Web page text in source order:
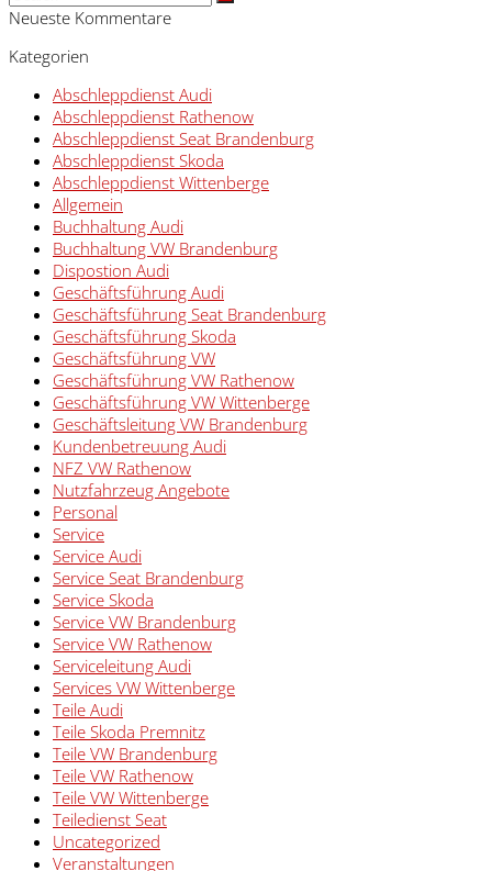
Neueste Kommentare
Kategorien
Abschleppdienst Audi
Abschleppdienst Rathenow
Abschleppdienst Seat Brandenburg
Abschleppdienst Skoda
Abschleppdienst Wittenberge
Allgemein
Buchhaltung Audi
Buchhaltung VW Brandenburg
Dispostion Audi
Geschäftsführung Audi
Geschäftsführung Seat Brandenburg
Geschäftsführung Skoda
Geschäftsführung VW
Geschäftsführung VW Rathenow
Geschäftsführung VW Wittenberge
Geschäftsleitung VW Brandenburg
Kundenbetreuung Audi
NFZ VW Rathenow
Nutzfahrzeug Angebote
Personal
Service
Service Audi
Service Seat Brandenburg
Service Skoda
Service VW Brandenburg
Service VW Rathenow
Serviceleitung Audi
Services VW Wittenberge
Teile Audi
Teile Skoda Premnitz
Teile VW Brandenburg
Teile VW Rathenow
Teile VW Wittenberge
Teiledienst Seat
Uncategorized
Veranstaltungen